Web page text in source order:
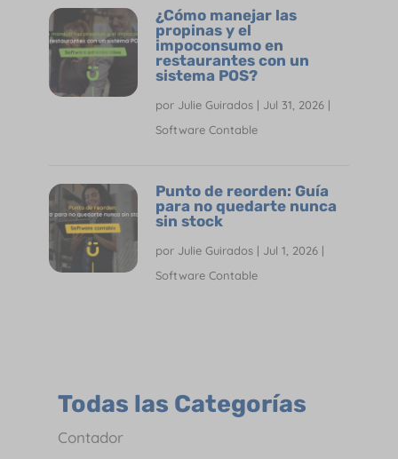
¿Cómo manejar las
propinas y el
impoconsumo en
restaurantes con un
sistema POS?
por Julie Guirados| Jul 31, 2026|
Software Contable
Punto de reorden: Guía
para no quedarte nunca
sin stock
por Julie Guirados| Jul 1, 2026|
Software Contable
Todas las Categorías
Contador